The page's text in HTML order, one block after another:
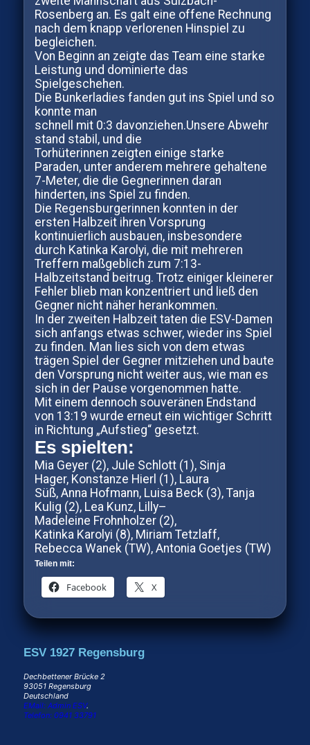
Rosenberg an. Es galt eine offene Rechnung
nach dem knapp verlorenen Hinspiel zu
begleichen.
Von Beginn an zeigte das Team eine starke
Leistung und dominierte das
Spielgeschehen.
Die Bunkerladies fanden gut ins Spiel und so
konnte man
schnell mit 0:3 davonziehen.Unsere Abwehr
stand stabil, und die
Torhüterinnen zeigten einige starke
Paraden, unter anderem mehrere gehaltene
7-Meter, die die Gegnerinnen daran
hinderten, ins Spiel zu finden.
Die Regensburgerinnen konnten in der
ersten Halbzeit ihren Vorsprung
kontinuierlich ausbauen, insbesondere
durch Katinka Karolyi, die mit mehreren
Treffern maßgeblich zum 7:13-
Halbzeitstand beitrug. Trotz einiger kleinerer
Fehler blieb man konzentriert und ließ den
Gegner nicht näher herankommen.
In der zweiten Halbzeit taten die ESV-Damen
sich anfangs etwas schwer, wieder ins Spiel
zu finden. Man lies sich von dem etwas
trägen Spiel der Gegner mitziehen und baute
den Vorsprung nicht weiter aus, wie man es
sich in der Pause vorgenommen hatte.
Mit einem dennoch souveränen Endstand
von 13:19 wurde erneut ein wichtiger Schritt
in Richtung „Aufstieg“ gesetzt.
Es spielten:
Mia Geyer (2), Jule Schlott (1), Sinja
Hager, Konstanze Hierl (1), Laura
Süß, Anna Hofmann, Luisa Beck (3), Tanja
Kulig (2), Lea Kunz, Lilly–
Madeleine Frohnholzer (2),
Katinka Karolyi (8), Miriam Tetzlaff,
Rebecca Wanek (TW), Antonia Goetjes (TW)
Teilen mit:
Facebook X
ESV 1927 Regensburg
Dechbettener Brücke 2
93051 Regensburg
Deutschland
EMail: Admin ESV.
Telefon: 0941 33791